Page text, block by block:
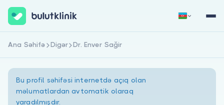
Qeydiyyat
Ana Səhifə Digər Dr. Enver Sağir
Bu profil səhifəsi internetdə açıq olan
məlumatlardan avtomatik olaraq
yaradılmışdır.